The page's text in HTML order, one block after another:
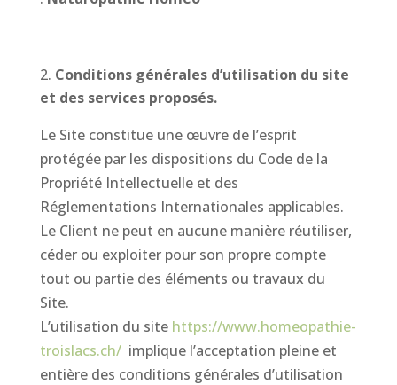
Conditions générales d’utilisation du site
et des services proposés.
Le Site constitue une œuvre de l’esprit
protégée par les dispositions du Code de la
Propriété Intellectuelle et des
Réglementations Internationales applicables.
Le Client ne peut en aucune manière réutiliser,
céder ou exploiter pour son propre compte
tout ou partie des éléments ou travaux du
Site.
L’utilisation du site https://www.homeopathie-
troislacs.ch/ implique l’acceptation pleine et
entière des conditions générales d’utilisation